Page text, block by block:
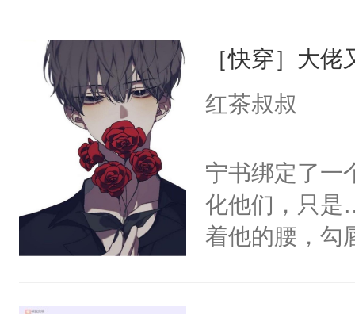
［快穿］大
红茶叔叔
宁书绑定了一
化他们，只是
着他的腰，勾